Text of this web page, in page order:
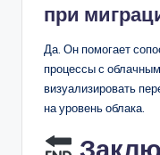
при
Да. Он помогает
процессы с
визуализировать
на уровень облака.